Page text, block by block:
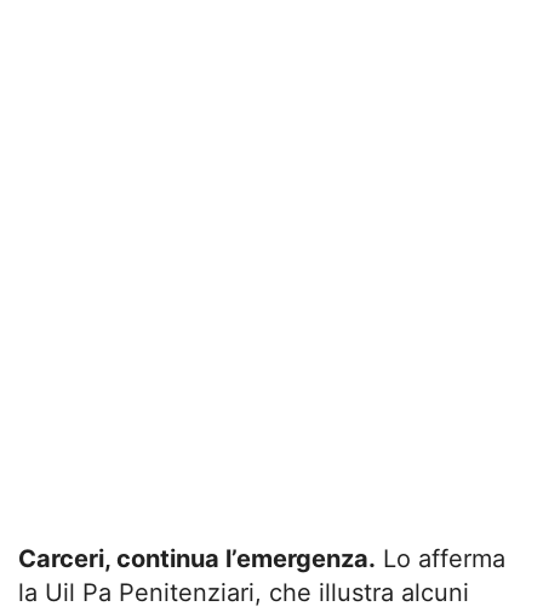
Carceri, continua l’emergenza. Lo afferma
la Uil Pa Penitenziari, che illustra alcuni